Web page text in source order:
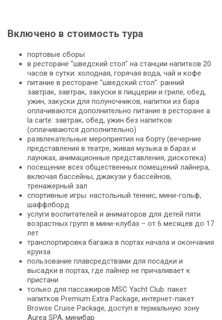
Включено в стоимость тура
портовые сборы
в ресторане "шведский стол" на станции напитков 20
часов в сутки: холодная, горячая вода, чай и кофе
питание в ресторане "шведский стол": ранний
завтрак, завтрак, закуски в пиццерии и гриле, обед,
ужин, закуски для полуночников, напитки из бара
оплачиваются дополнительно питание в ресторане a
la carte: завтрак, обед, ужин без напитков
(оплачиваются дополнительно)
развлекательные мероприятия на борту (вечерние
представления в театре, живая музыка в барах и
лаунжах, анимационные представления, дискотека)
посещение всех общественных помещений лайнера,
включая бассейны, джакузи у бассейнов,
тренажерный зал
спортивные игры: настольный теннис, мини-гольф,
шаффлборд
услуги воспитателей и аниматоров для детей пяти
возрастных групп в мини-клубах – от 6 месяцев до 17
лет
транспортировка багажа в портах начала и окончания
круиза
пользование плавсредствами для посадки и
высадки в портах, где лайнер не причаливает к
пристани
только для пассажиров MSC Yacht Club: пакет
напитков Premium Extra Package, интернет-пакет
Browse Cruise Package, доступ в термальную зону
Aurea SPA, минибар